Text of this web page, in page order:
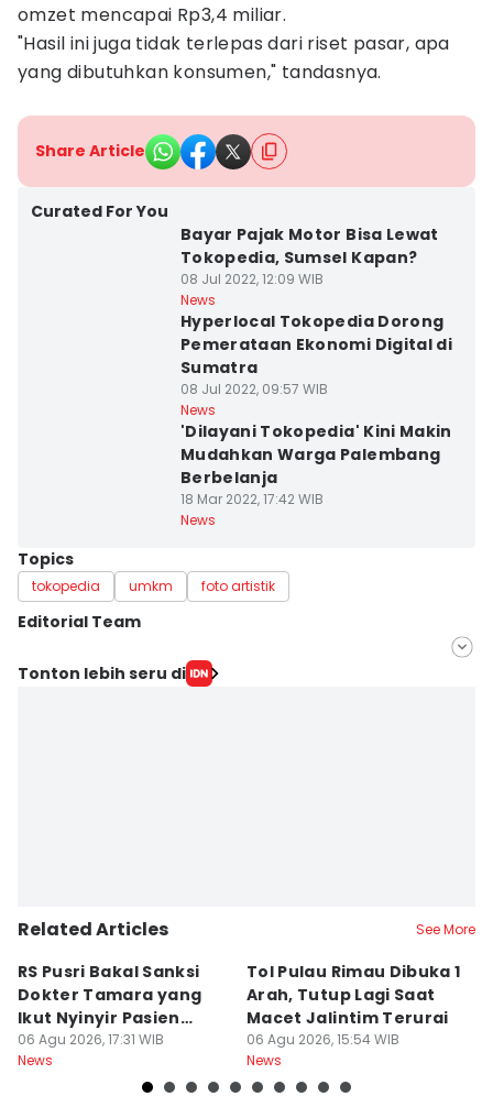
omzet mencapai Rp3,4 miliar.
"Hasil ini juga tidak terlepas dari riset pasar, apa
yang dibutuhkan konsumen," tandasnya.
Share Article
Curated For You
Bayar Pajak Motor Bisa Lewat
Tokopedia, Sumsel Kapan?
08 Jul 2022, 12:09 WIB
News
Hyperlocal Tokopedia Dorong
Pemerataan Ekonomi Digital di
Sumatra
08 Jul 2022, 09:57 WIB
News
'Dilayani Tokopedia' Kini Makin
Mudahkan Warga Palembang
Berbelanja
18 Mar 2022, 17:42 WIB
News
Topics
tokopedia umkm foto artistik
Editorial Team
Editor
Tonton lebih seru di
Related Articles See More
RS Pusri Bakal Sanksi
Dokter Tamara yang
Ikut Nyinyir Pasien
Yurizal
06 Agu 2026, 17:31 WIB
News
Tol Pulau Rimau Dibuka 1
Arah, Tutup Lagi Saat
Macet Jalintim Terurai
06 Agu 2026, 15:54 WIB
News